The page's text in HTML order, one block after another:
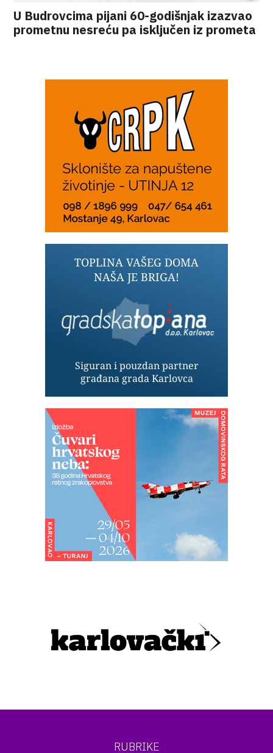
U Budrovcima pijani 60-godišnjak izazvao
prometnu nesreću pa isključen iz prometa
RUBRIKE